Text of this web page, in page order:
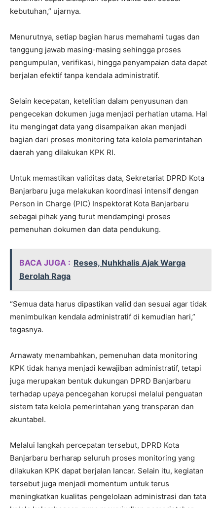
kebutuhan,” ujarnya.
Menurutnya, setiap bagian harus memahami tugas dan
tanggung jawab masing-masing sehingga proses
pengumpulan, verifikasi, hingga penyampaian data dapat
berjalan efektif tanpa kendala administratif.
Selain kecepatan, ketelitian dalam penyusunan dan
pengecekan dokumen juga menjadi perhatian utama. Hal
itu mengingat data yang disampaikan akan menjadi
bagian dari proses monitoring tata kelola pemerintahan
daerah yang dilakukan KPK RI.
Untuk memastikan validitas data, Sekretariat DPRD Kota
Banjarbaru juga melakukan koordinasi intensif dengan
Person in Charge (PIC) Inspektorat Kota Banjarbaru
sebagai pihak yang turut mendampingi proses
pemenuhan dokumen dan data pendukung.
BACA JUGA : Reses, Nuhkhalis Ajak Warga
Berolah Raga
“Semua data harus dipastikan valid dan sesuai agar tidak
menimbulkan kendala administratif di kemudian hari,”
tegasnya.
Arnawaty menambahkan, pemenuhan data monitoring
KPK tidak hanya menjadi kewajiban administratif, tetapi
juga merupakan bentuk dukungan DPRD Banjarbaru
terhadap upaya pencegahan korupsi melalui penguatan
sistem tata kelola pemerintahan yang transparan dan
akuntabel.
Melalui langkah percepatan tersebut, DPRD Kota
Banjarbaru berharap seluruh proses monitoring yang
dilakukan KPK dapat berjalan lancar. Selain itu, kegiatan
tersebut juga menjadi momentum untuk terus
meningkatkan kualitas pengelolaan administrasi dan tata